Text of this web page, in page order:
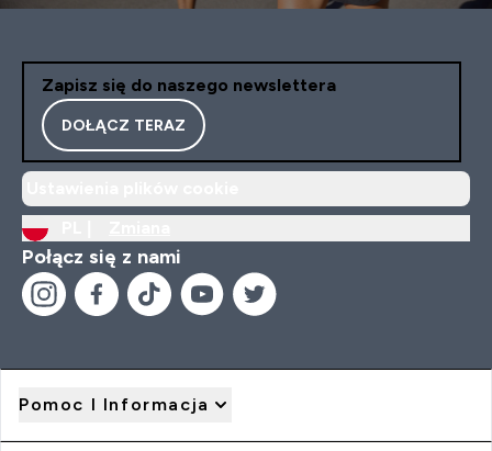
Zapisz się do naszego newslettera
DOŁĄCZ TERAZ
Połącz się z nami
Pomoc I Informacja